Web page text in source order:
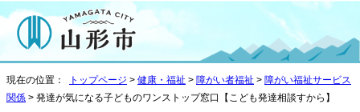
現在の位置： トップページ > 健康・福祉 > 障がい者福祉 > 障がい福祉サービス
関係 > 発達が気になる子どものワンストップ窓口【こども発達相談すから】